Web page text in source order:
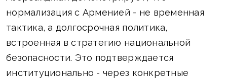
нормализация с Арменией - не временная
тактика, а долгосрочная политика,
встроенная в стратегию национальной
безопасности. Это подтверждается
институционально - через конкретные